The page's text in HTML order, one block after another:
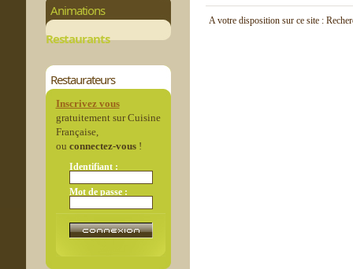
Animations
Restaurants
Restaurateurs
Inscrivez vous
gratuitement sur Cuisine
Française,
ou connectez-vous!
Identifiant :
Mot de passe :
A votre disposition sur ce site :